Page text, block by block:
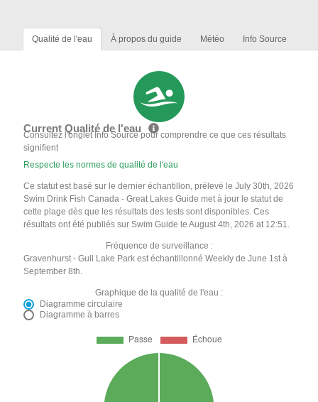
Qualité de l'eau À propos du guide Météo Info Source
Current Qualité de l'eau
Consultez l'onglet Info Source pour comprendre ce que ces résultats
signifient
Respecte les normes de qualité de l'eau
Ce statut est basé sur le dernier échantillon, prélevé le July 30th, 2026
Swim Drink Fish Canada - Great Lakes Guide met à jour le statut de
cette plage dès que les résultats des tests sont disponibles. Ces
résultats ont été publiés sur Swim Guide le August 4th, 2026 at 12:51.
Fréquence de surveillance :
Gravenhurst - Gull Lake Park est échantillonné Weekly de June 1st à
September 8th.
Graphique de la qualité de l'eau :
Diagramme circulaire
Diagramme à barres